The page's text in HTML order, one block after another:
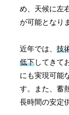
め、天候に左
が可能となり
近年では、技
低下してきて
にも実現可能
す。また、蓄
長時間の安定